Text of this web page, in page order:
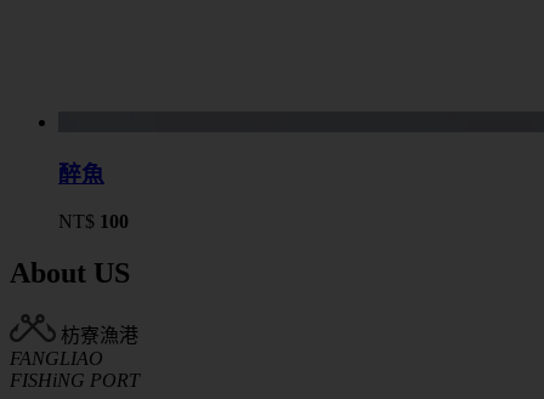
醉魚
NT$ 100
About US
枋寮漁港
FANGLIAO
FISHiNG PORT